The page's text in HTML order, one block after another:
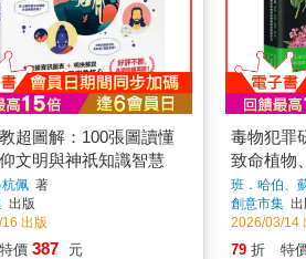
超圖解：100張圖讀懂
文明與神祇知識智慧
佩 著
出版
出版
特價 387 元
毒物犯罪
致命植物
從醫學鑑
毒殺與謀
班．哈伯、
創意市集 出
2026/03/14
79 折 特